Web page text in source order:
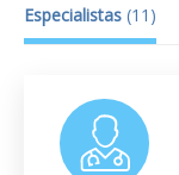
Especialistas (11 )